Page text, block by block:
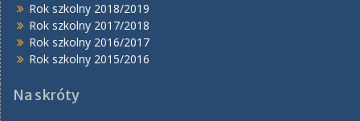
Rok szkolny 2018/2019
Rok szkolny 2017/2018
Rok szkolny 2016/2017
Rok szkolny 2015/2016
Na skróty